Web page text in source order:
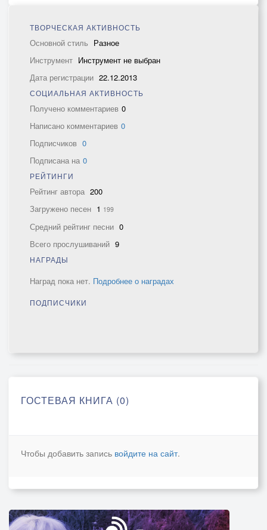
ТВОРЧЕСКАЯ АКТИВНОСТЬ
Основной стиль Разное
Инструмент Инструмент не выбран
Дата регистрации 22.12.2013
СОЦИАЛЬНАЯ АКТИВНОСТЬ
Получено комментариев 0
Написано комментариев 0
Подписчиков 0
Подписана на 0
РЕЙТИНГИ
Рейтинг автора 200
Загружено песен 1 199
Средний рейтинг песни 0
Всего прослушиваний 9
НАГРАДЫ
Наград пока нет. Подробнее о наградах
ПОДПИСЧИКИ
ГОСТЕВАЯ КНИГА (0)
Чтобы добавить запись войдите на сайт.